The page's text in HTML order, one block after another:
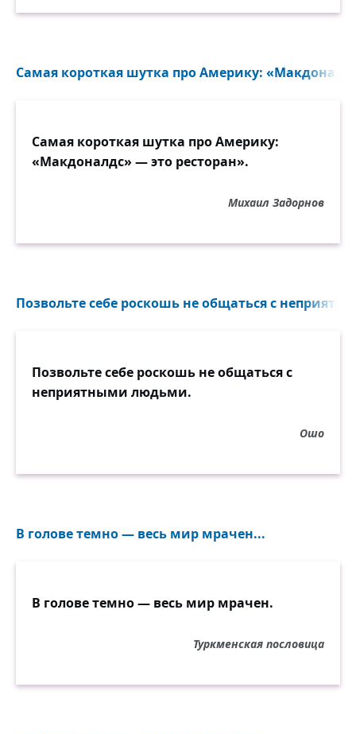
Самая короткая шутка про Америку:
Самая короткая шутка про Америку:
«Макдоналдс» — это ресторан».
Михаил Задорнов
Позвольте себе роскошь не общаться с
Позвольте себе роскошь не общаться с
неприятными людьми.
Ошо
В голове темно — весь мир мрачен...
В голове темно — весь мир мрачен.
Туркменская пословица